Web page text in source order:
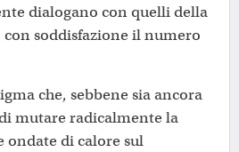
dialogano con quelli della
con soddisfazione il numero
che, sebbene sia ancora
mutare radicalmente la
ondate di calore sul